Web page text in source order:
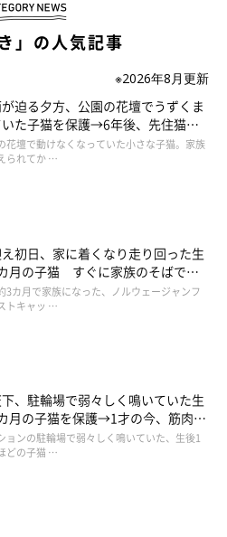
妙な表情をとらえた写真と軽快
にの秘密基地
」の人気記事
※2026年8月更新
迫る夕方、公園の花壇でうずくま
いた子猫を保護→6年後、先住猫
妹”のような関係に
花壇で動けなくなっていた小さな子猫。家族
られてか …
初日、家に着くなり走り回った生
月の子猫 すぐに家族のそばで落
姿に「迎えてよかった」
3カ月で家族になった、ノルウェージャンフ
トキャッ …
、駐輪場で弱々しく鳴いていた生
月の子猫を保護→1才の今、筋肉質
デレなコに成長
ョンの駐輪場で弱々しく鳴いていた、生後1
どの子猫 …